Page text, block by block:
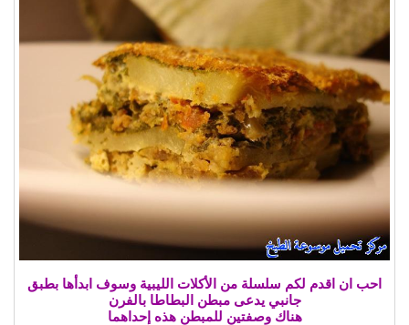
احب ان اقدم لكم سلسلة من الأكلات الليبية وسوف ابدأها بطبق
جانبي يدعى مبطن البطاطا بالفرن
هناك وصفتين للمبطن هذه إحداهما